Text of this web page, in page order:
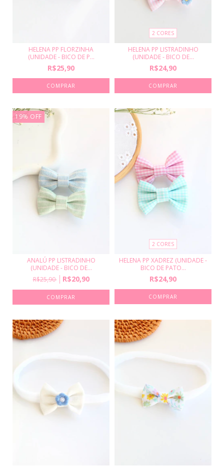
HELENA PP FLORZINHA
(UNIDADE - BICO DE P...
R$25,90
2 CORES
HELENA PP LISTRADINHO
(UNIDADE - BICO DE...
R$24,90
COMPRAR
19% OFF
ANALÚ PP LISTRADINHO
(UNIDADE - BICO DE...
R$25,90
R$20,90
COMPRAR
2 CORES
HELENA PP XADREZ (UNIDADE -
BICO DE PATO...
R$24,90
COMPRAR